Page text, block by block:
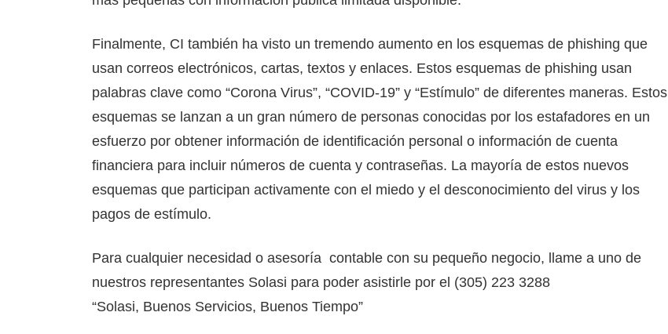
Finalmente, CI también ha visto un tremendo aumento en los esquemas de phishing que
usan correos electrónicos, cartas, textos y enlaces. Estos esquemas de phishing usan
palabras clave como “Corona Virus”, “COVID-19” y “Estímulo” de diferentes maneras. Estos
esquemas se lanzan a un gran número de personas conocidas por los estafadores en un
esfuerzo por obtener información de identificación personal o información de cuenta
financiera para incluir números de cuenta y contraseñas. La mayoría de estos nuevos
esquemas que participan activamente con el miedo y el desconocimiento del virus y los
pagos de estímulo.
Para cualquier necesidad o asesoría contable con su pequeño negocio, llame a uno de
nuestros representantes Solasi para poder asistirle por el (305) 223 3288
“Solasi, Buenos Servicios, Buenos Tiempo”